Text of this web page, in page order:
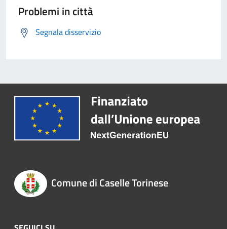
Problemi in città
Segnala disservizio
Comune di Caselle Torinese